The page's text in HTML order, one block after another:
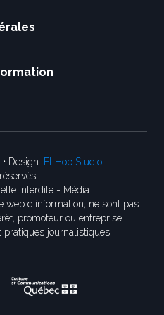
• Design: Et Hop Studio
interdite - Média
web d'information, ne sont pas
promoteur ou entreprise.
journalistiques